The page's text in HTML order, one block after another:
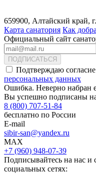
659900, Алтайский край,
Карта санатория Как
Официальный сайт
ПОДПИСАТЬСЯ
Подтверждаю
персональных данных
Ошибка. Неверно набран
Вы успешно подписаны
8 (800) 707-51-84
бесплатно по России
E-mail
sibir-san@yandex.ru
MAX
+7 (960) 948-07-39
Подписывайтесь на нас и
социальных сетях: